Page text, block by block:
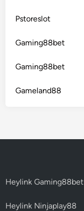
Pstoreslot
Gaming88bet
Gaming88bet
Gameland88
Heylink Gaming88bet
Heylink Ninjaplay88